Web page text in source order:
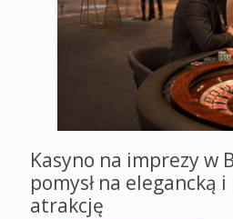
Kasyno na imprezy w
pomysł na elegancką i
atrakcję